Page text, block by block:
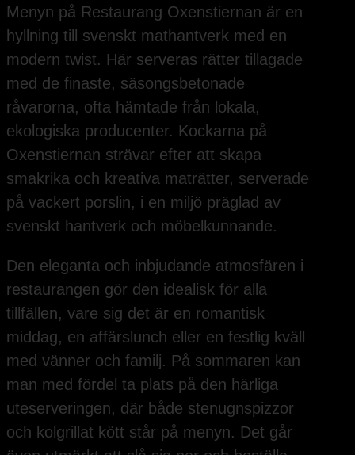
Menyn på Restaurang Oxenstiernan är en
hyllning till svenskt mathantverk med en
modern twist. Här serveras rätter tillagade
med de finaste, säsongsbetonade
råvarorna, ofta hämtade från lokala,
ekologiska producenter. Kockarna på
Oxenstiernan strävar efter att skapa
smakrika och kreativa maträtter, serverade
på vackert porslin, i en miljö präglad av
svenskt hantverk och möbelkunnande.
Den eleganta och inbjudande atmosfären i
restaurangen gör den idealisk för alla
tillfällen, vare sig det är en romantisk
middag, en affärslunch eller en festlig kväll
med vänner och familj. På sommaren kan
man med fördel ta plats på den härliga
uteserveringen, där både stenugnspizzor
och kolgrillat kött står på menyn. Det går